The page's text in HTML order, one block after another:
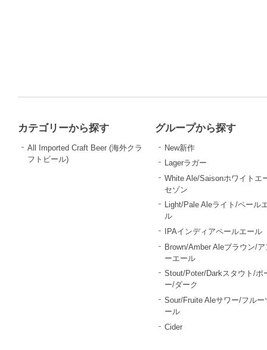
カテゴリーから探す
All Imported Craft Beer (海外クラ
フトビール)
グループから探す
New新作
Lagerラガー
White Ale/Saisonホワイトエ
セゾン
Light/Pale Aleライト/ペール
ル
IPAインディアペールエール
Brown/Amber Aleブラウン/ア
ーエール
Stout/Poter/Darkスタウト/ポ
ー/ダーク
Sour/Fruite Aleサワー/フルー
ール
Cider